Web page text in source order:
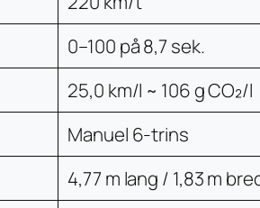
0–100 på 8,7 sek.
25,0 km/l ~ 106 g CO₂/l
Manuel 6-trins
4,77 m lang / 1,83 m